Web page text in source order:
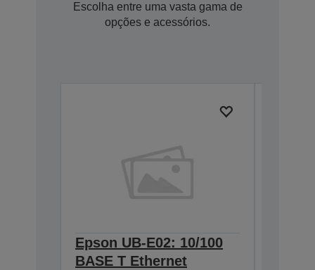
Escolha entre uma vasta gama de
opções e acessórios.
Epson UB-E02: 10/100
BASE T Ethernet